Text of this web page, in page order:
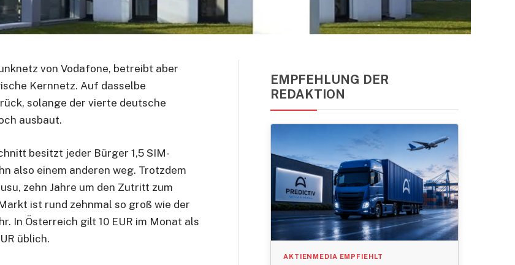
von Vodafone, betreibt aber
Kernnetz. Auf dasselbe
solange der vierte deutsche
ausbaut.
besitzt jeder Bürger 1,5 SIM-
also einem anderen weg. Trotzdem
zehn Jahre um den Zutritt zum
ist rund zehnmal so groß wie der
In Österreich gilt 10 EUR im Monat als
üblich.
EMPFEHLUNG DER
REDAKTION
AKTIENMEDIA EMPFIEHLT